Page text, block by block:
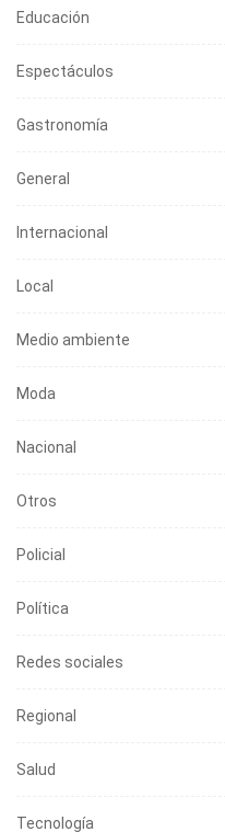
Educación
Espectáculos
Gastronomía
General
Internacional
Local
Medio ambiente
Moda
Nacional
Otros
Policial
Política
Redes sociales
Regional
Salud
Tecnología